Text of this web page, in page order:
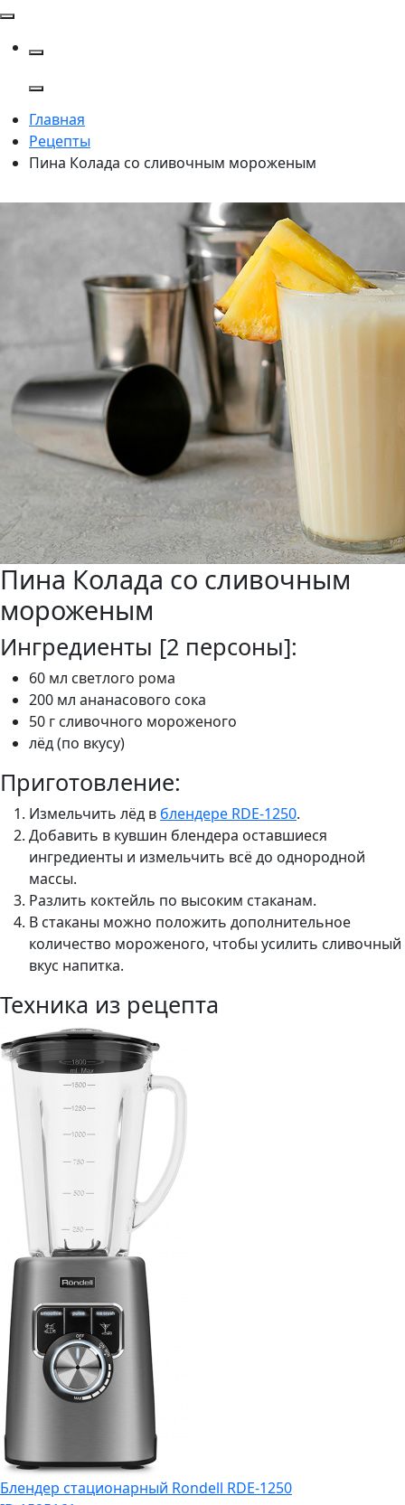
Главная
Рецепты
Пина Колада со сливочным мороженым
Пина Колада со сливочным
мороженым
Ингредиенты [2 персоны]:
60 мл светлого рома
200 мл ананасового сока
50 г сливочного мороженого
лёд (по вкусу)
Приготовление:
Измельчить лёд в блендере RDE-1250.
Добавить в кувшин блендера оставшиеся
ингредиенты и измельчить всё до однородной
массы.
Разлить коктейль по высоким стаканам.
В стаканы можно положить дополнительное
количество мороженого, чтобы усилить сливочный
вкус напитка.
Техника из рецепта
Блендер стационарный Rondell RDE-1250